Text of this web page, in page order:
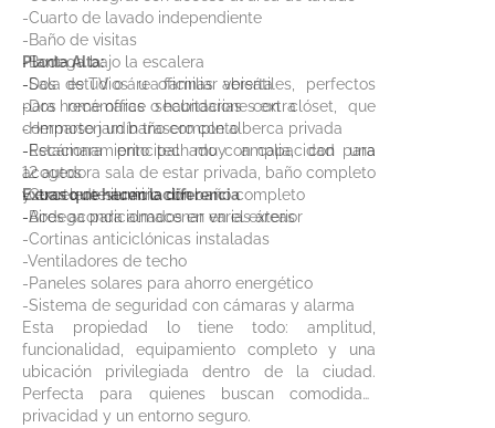
-Cuarto de lavado independiente
-Baño de visitas
-Bodega bajo la escalera
-Dos estudios u oficinas versátiles, perfectos
para home office o habitaciones extra
-Hermoso jardín trasero con alberca privada
-Estacionamiento techado con capacidad para
12 autos
-Cuarto de servicio con baño completo
-Bodega para almacenar en el exterior
Planta Alta:
-Sala de TV o área familiar abierta
-Dos recámaras secundarias con clóset, que
comparten un baño completo
-Recámara principal muy amplia, con una
acogedora sala de estar privada, baño completo
y excelente iluminación
Extras que hacen la diferencia
-Aires acondicionados en varias áreas
-Cortinas anticiclónicas instaladas
-Ventiladores de techo
-Paneles solares para ahorro energético
-Sistema de seguridad con cámaras y alarma
Esta propiedad lo tiene todo: amplitud,
funcionalidad, equipamiento completo y una
ubicación privilegiada dentro de la ciudad.
Perfecta para quienes buscan comodidad,
privacidad y un entorno seguro.